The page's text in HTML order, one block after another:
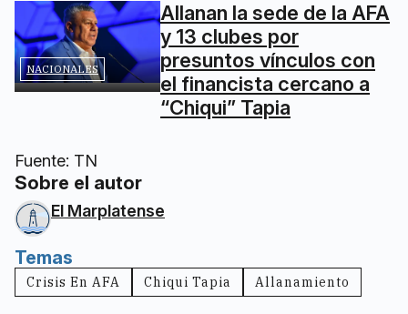
NACIONALES
Allanan la sede de la AFA
y 13 clubes por
presuntos vínculos con
el financista cercano a
“Chiqui” Tapia
Fuente: TN
Sobre el autor
El Marplatense
Temas
Crisis En AFA Chiqui Tapia Allanamiento